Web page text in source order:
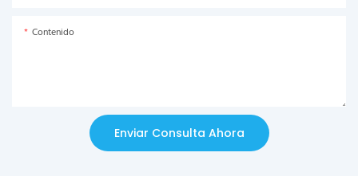
Contenido
Enviar Consulta Ahora